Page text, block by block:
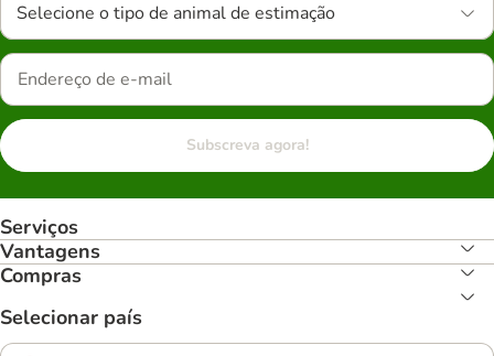
Selecione o tipo de animal de estimação
Subscreva agora!
Serviços
Vantagens
Compras
Selecionar país